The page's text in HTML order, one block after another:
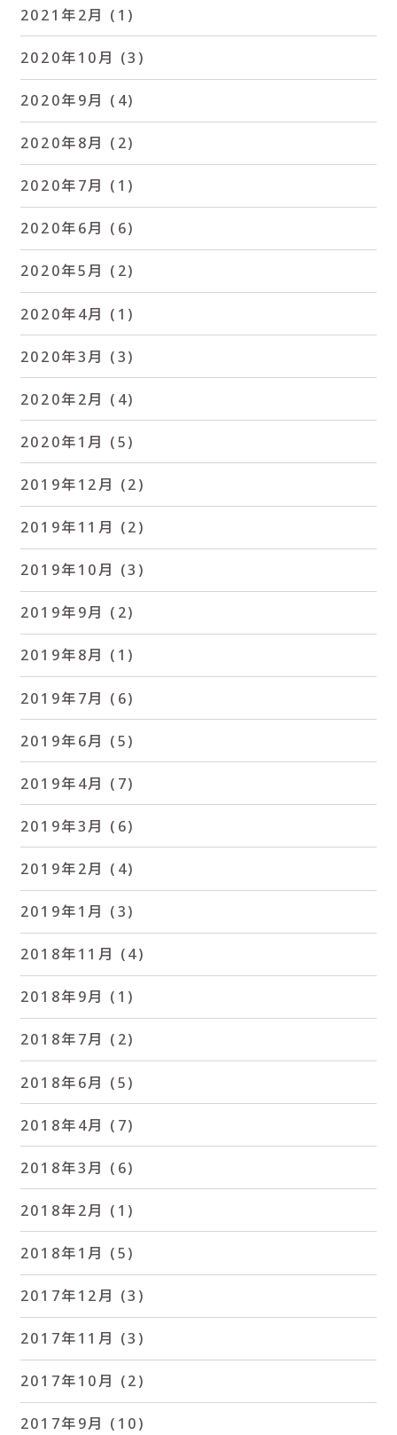
2021年2月 (1)
2020年10月 (3)
2020年9月 (4)
2020年8月 (2)
2020年7月 (1)
2020年6月 (6)
2020年5月 (2)
2020年4月 (1)
2020年3月 (3)
2020年2月 (4)
2020年1月 (5)
2019年12月 (2)
2019年11月 (2)
2019年10月 (3)
2019年9月 (2)
2019年8月 (1)
2019年7月 (6)
2019年6月 (5)
2019年4月 (7)
2019年3月 (6)
2019年2月 (4)
2019年1月 (3)
2018年11月 (4)
2018年9月 (1)
2018年7月 (2)
2018年6月 (5)
2018年4月 (7)
2018年3月 (6)
2018年2月 (1)
2018年1月 (5)
2017年12月 (3)
2017年11月 (3)
2017年10月 (2)
2017年9月 (10)